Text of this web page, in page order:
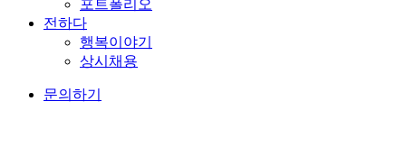
포트폴리오
전하다
행복이야기
상시채용
문의하기